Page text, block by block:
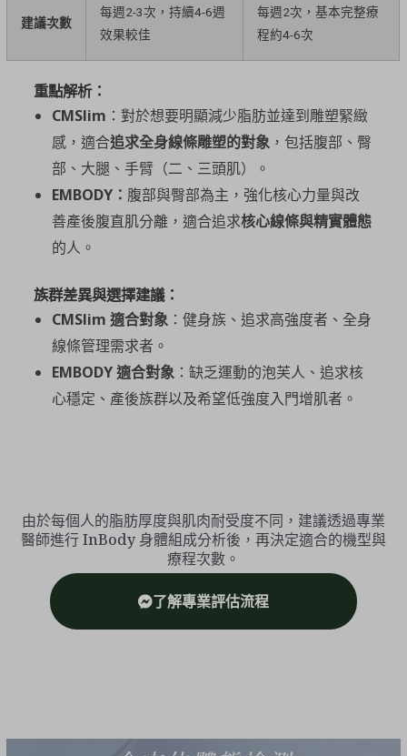
建議次數
每週2-3次，持續4-6週
效果較佳
每週2次，基本完整療
程約4-6次
重點解析：
CMSlim ：對於想要明顯減少脂肪並達到雕塑緊緻
感，適合追求全身線條雕塑的對象 ，包括腹部、臀
部、大腿、手臂（二、三頭肌）。
EMBODY ： 腹部與臀部為主，強化核心力量與改
善產後腹直肌分離，適合追求核心線條與精實體態
的人。
族群差異與選擇建議：
CMSlim適合對象 ：健身族、追求高強度者、全身
線條管理需求者。
EMBODY適合對象 ：缺乏運動的泡芙人、追求核
心穩定、產後族群以及希望低強度入門增肌者。
由於每個人的脂肪厚度與肌肉耐受度不同，建議透過專業
醫師進行 InBody 身體組成分析後，再決定適合的機型與
療程次數。
了解專業評估流程